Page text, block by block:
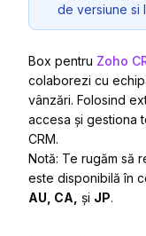
de versiune si
Box pentru Zoho
colaborezi cu
vânzări. Folosind
accesa și gestiona
CRM.
Notă: Te rugăm să
este disponibilă în
AU , CA, și JP.